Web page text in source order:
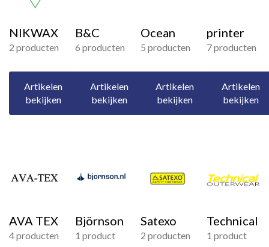
NIKWAX
2 producten
Artikelen
bekijken
B&C
6 producten
Artikelen
bekijken
Ocean
5 producten
Artikelen
bekijken
printer
7 producten
Artikelen
bekijken
AVA TEX
4 producten
Björnson
1 product
Satexo
2 producten
Technical
1 product